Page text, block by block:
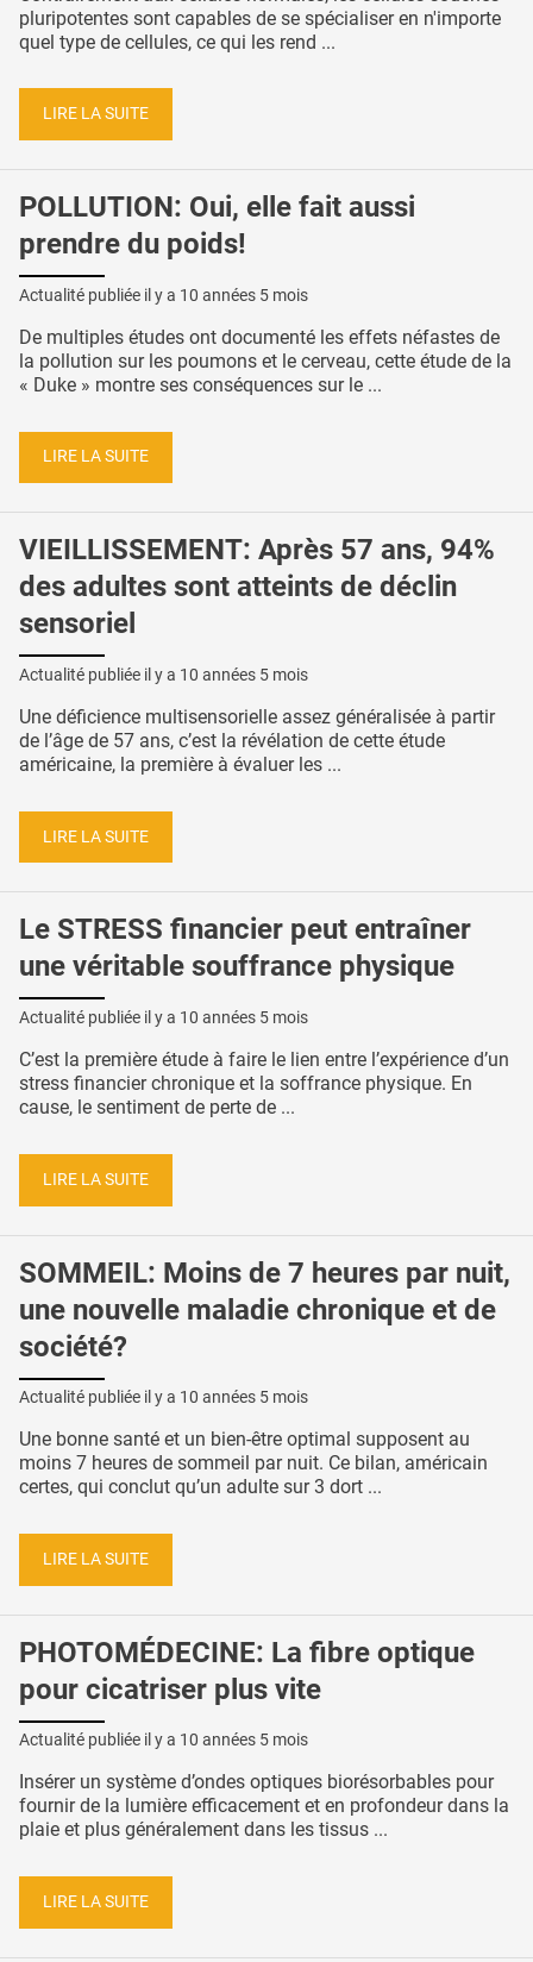
pluripotentes sont capables de se spécialiser en n'importe
quel type de cellules, ce qui les rend ...
LIRE LA SUITE
POLLUTION: Oui, elle fait aussi
prendre du poids!
Actualité publiée il y a 10 années 5 mois
De multiples études ont documenté les effets néfastes de
la pollution sur les poumons et le cerveau, cette étude de la
« Duke » montre ses conséquences sur le ...
LIRE LA SUITE
VIEILLISSEMENT: Après 57 ans, 94%
des adultes sont atteints de déclin
sensoriel
Actualité publiée il y a 10 années 5 mois
Une déficience multisensorielle assez généralisée à partir
de l’âge de 57 ans, c’est la révélation de cette étude
américaine, la première à évaluer les ...
LIRE LA SUITE
Le STRESS financier peut entraîner
une véritable souffrance physique
Actualité publiée il y a 10 années 5 mois
C’est la première étude à faire le lien entre l’expérience d’un
stress financier chronique et la soffrance physique. En
cause, le sentiment de perte de ...
LIRE LA SUITE
SOMMEIL: Moins de 7 heures par nuit,
une nouvelle maladie chronique et de
société?
Actualité publiée il y a 10 années 5 mois
Une bonne santé et un bien-être optimal supposent au
moins 7 heures de sommeil par nuit. Ce bilan, américain
certes, qui conclut qu’un adulte sur 3 dort ...
LIRE LA SUITE
PHOTOMÉDECINE: La fibre optique
pour cicatriser plus vite
Actualité publiée il y a 10 années 5 mois
Insérer un système d’ondes optiques biorésorbables pour
fournir de la lumière efficacement et en profondeur dans la
plaie et plus généralement dans les tissus ...
LIRE LA SUITE